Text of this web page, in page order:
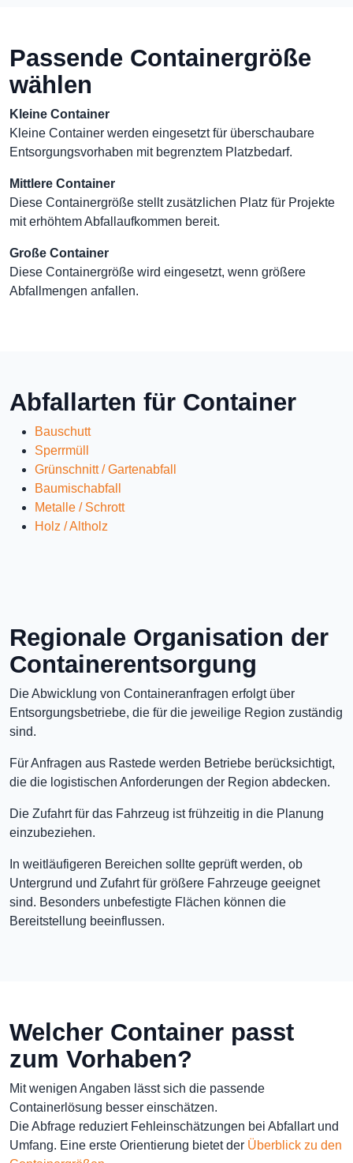
Passende Containergröße
wählen
Kleine Container
Kleine Container werden eingesetzt für überschaubare
Entsorgungsvorhaben mit begrenztem Platzbedarf.
Mittlere Container
Diese Containergröße stellt zusätzlichen Platz für Projekte
mit erhöhtem Abfallaufkommen bereit.
Große Container
Diese Containergröße wird eingesetzt, wenn größere
Abfallmengen anfallen.
Abfallarten für Container
Bauschutt
Sperrmüll
Grünschnitt / Gartenabfall
Baumischabfall
Metalle / Schrott
Holz / Altholz
Regionale Organisation der
Containerentsorgung
Die Abwicklung von Containeranfragen erfolgt über
Entsorgungsbetriebe, die für die jeweilige Region zuständig
sind.
Für Anfragen aus Rastede werden Betriebe berücksichtigt,
die die logistischen Anforderungen der Region abdecken.
Die Zufahrt für das Fahrzeug ist frühzeitig in die Planung
einzubeziehen.
In weitläufigeren Bereichen sollte geprüft werden, ob
Untergrund und Zufahrt für größere Fahrzeuge geeignet
sind. Besonders unbefestigte Flächen können die
Bereitstellung beeinflussen.
Welcher Container passt
zum Vorhaben?
Mit wenigen Angaben lässt sich die passende
Containerlösung besser einschätzen.
Die Abfrage reduziert Fehleinschätzungen bei Abfallart und
Umfang. Eine erste Orientierung bietet der Überblick zu den